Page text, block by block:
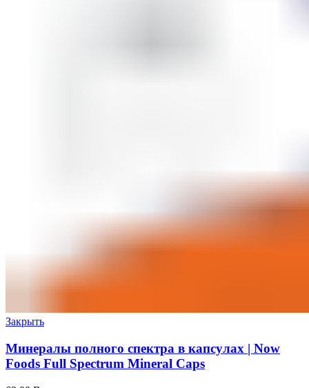
Закрыть
Минералы полного спектра в капсулах | Now
Foods Full Spectrum Mineral Caps